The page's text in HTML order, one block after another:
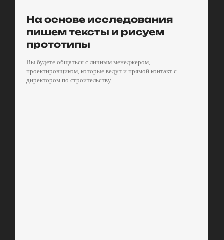
На основе исследования
пишем тексты и рисуем
прототипы
Вы будете общаться с личным менеджером,
проектировщиком, которые ведут и прямой контакт с
директором по строительству